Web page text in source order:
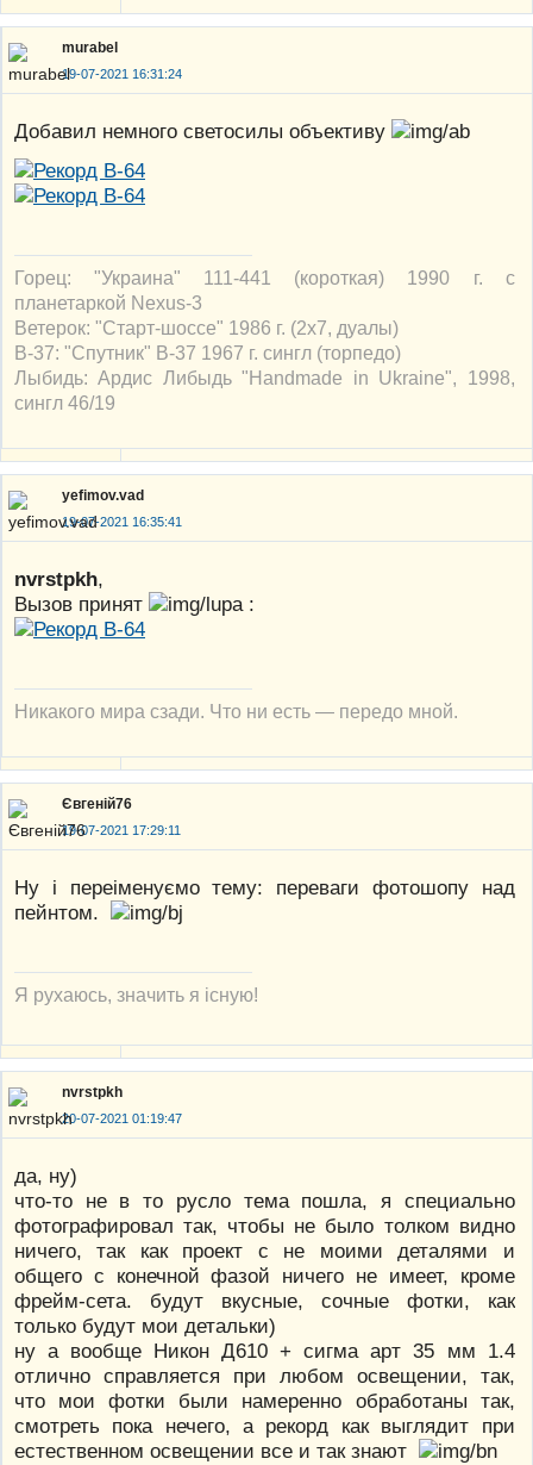
murabel
19-07-2021 16:31:24
Добавил немного светосилы объективу
Горец: "Украина" 111-441 (короткая) 1990 г. с
планетаркой Nexus-3
Ветерок: "Старт-шоссе" 1986 г. (2х7, дуалы)
В-37: "Спутник" В-37 1967 г. сингл (торпедо)
Лыбидь: Ардис Либыдь "Handmade in Ukraine", 1998,
сингл 46/19
yefimov.vad
19-07-2021 16:35:41
nvrstpkh,
Вызов принят
:
Никакого мира сзади. Что ни есть — передо мной.
Євгеній76
19-07-2021 17:29:11
Ну і переіменуємо тему: переваги фотошопу над
пейнтом.
Я рухаюсь, значить я існую!
nvrstpkh
20-07-2021 01:19:47
да, ну)
что-то не в то русло тема пошла, я специально
фотографировал так, чтобы не было толком видно
ничего, так как проект с не моими деталями и
общего с конечной фазой ничего не имеет, кроме
фрейм-сета. будут вкусные, сочные фотки, как
только будут мои детальки)
ну а вообще Никон Д610 + сигма арт 35 мм 1.4
отлично справляется при любом освещении, так,
что мои фотки были намеренно обработаны так,
смотреть пока нечего, а рекорд как выглядит при
естественном освещении все и так знают